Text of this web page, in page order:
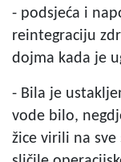
- podsjeća i
reintegraciju
dojma kada je
- Bila je
vode bilo,
žice virili na